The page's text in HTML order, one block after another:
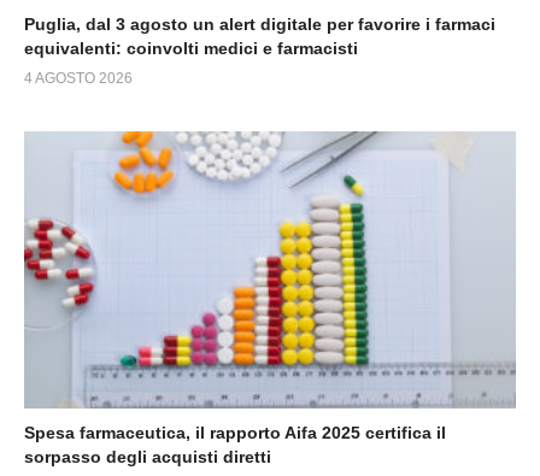
Puglia, dal 3 agosto un alert digitale per favorire i farmaci
equivalenti: coinvolti medici e farmacisti
4 AGOSTO 2026
Spesa farmaceutica, il rapporto Aifa 2025 certifica il
sorpasso degli acquisti diretti